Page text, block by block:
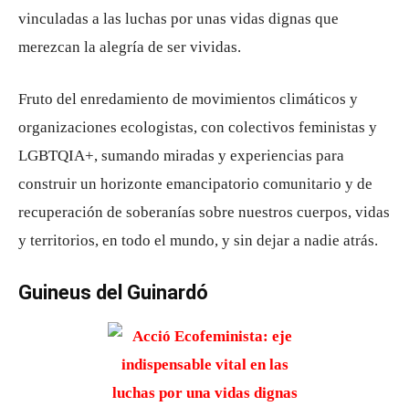
vinculadas a las luchas por unas vidas dignas que
merezcan la alegría de ser vividas.
Fruto del enredamiento de movimientos climáticos y
organizaciones ecologistas, con colectivos feministas y
LGBTQIA+, sumando miradas y experiencias para
construir un horizonte emancipatorio comunitario y de
recuperación de soberanías sobre nuestros cuerpos, vidas
y territorios, en todo el mundo, y sin dejar a nadie atrás.
Guineus del Guinardó